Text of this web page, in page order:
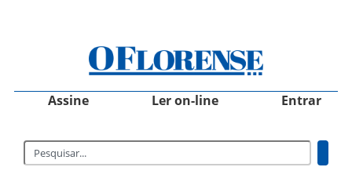
Assine Ler on-line Entrar